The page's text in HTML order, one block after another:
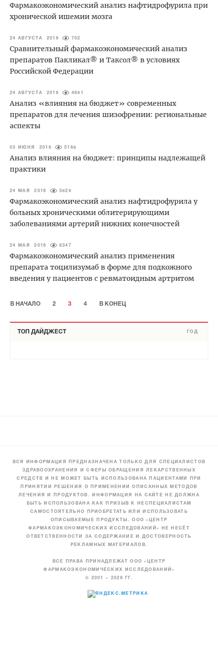
Фармакоэкономический анализ нафтидрофурила при
хронической ишемии мозга
24 АВГУСТА 2016 702
Сравнительный фармакоэкономический анализ
препаратов Пакликал® и Таксол® в условиях
Российской Федерации
24 АВГУСТА 2016 4691
Анализ «влияния на бюджет» современных
препаратов для лечения шизофрении: региональные
аспекты
03 ИЮНЯ 2016 5168
Анализ влияния на бюджет: принципы надлежащей
практики
24 МАЯ 2016 5829
Фармакоэкономический анализ нафтидрофурила у
больных хроническими облитерирующими
заболеваниями артерий нижних конечностей
24 МАЯ 2016 6347
Фармакоэкономический анализ применения
препарата тоцилизумаб в форме для подкожного
введения у пациентов с ревматоидным артритом
В НАЧАЛО 2 3 4 В КОНЕЦ
ТОП ДАЙДЖЕСТ ГОД
ВСЯ ИНФОРМАЦИЯ ПРЕДНАЗНАЧЕНА ТОЛЬКО ДЛЯ СПЕЦИАЛИСТОВ
ЗДРАВООХРАНЕНИЯ И СФЕРЫ ОБРАЩЕНИЯ ЛЕКАРСТВЕННЫХ
СРЕДСТВ И НЕ МОЖЕТ БЫТЬ ИСПОЛЬЗОВАНА ПАЦИЕНТАМИ ПРИ
ПРИНЯТИИ РЕШЕНИЯ О ПРИМЕНЕНИИ ОПИСАННЫХ МЕТОДОВ
ЛЕЧЕНИЯ И ПРОДУКТОВ. ИНФОРМАЦИЯ НА САЙТЕ НЕ ДОЛЖНА
БЫТЬ ИСПОЛЬЗОВАНА КАК ПРИЗЫВ К НЕСПЕЦИАЛИСТАМ
САМОСТОЯТЕЛЬНО ПРИОБРЕТАТЬ ИЛИ ИСПОЛЬЗОВАТЬ
ОПИСЫВАЕМЫЕ ПРОДУКТЫ. ООО «ЦЕНТР
ФАРМАКОЭКОНОМИЧЕСКИХ ИССЛЕДОВАНИЙ» НЕ НЕСЁТ
ОТВЕТСТВЕННОСТИ ЗА СОДЕРЖАНИЕ И ДОСТОВЕРНОСТЬ
РЕКЛАМНЫХ МАТЕРИАЛОВ.
ВСЕ ПРАВА ПРИНАДЛЕЖАТ ООО «ЦЕНТР
ФАРМАКОЭКОНОМИЧЕСКИХ ИССЛЕДОВАНИЙ»
© 2001 – 2026 ГГ.